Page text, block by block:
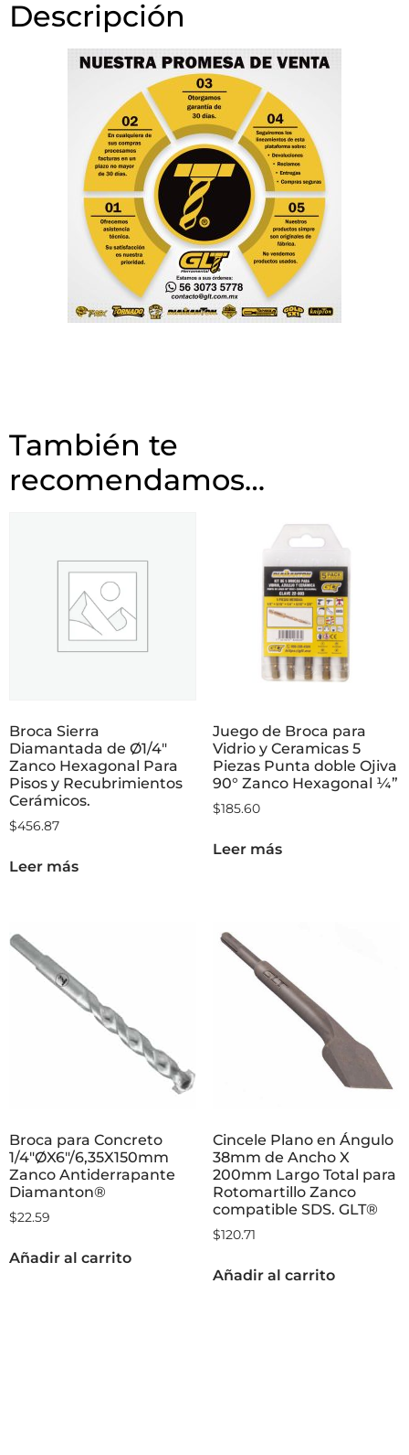
Descripción
También te
recomendamos…
Broca Sierra
Diamantada de Ø1/4″
Zanco Hexagonal Para
Pisos y Recubrimientos
Cerámicos.
$456.87
Leer más
Juego de Broca para
Vidrio y Ceramicas 5
Piezas Punta doble Ojiva
90° Zanco Hexagonal ¼”
$185.60
Leer más
Broca para Concreto
1/4″ØX6″/6,35X150mm
Zanco Antiderrapante
Diamanton®
$22.59
Añadir al carrito
Cincele Plano en Ángulo
38mm de Ancho X
200mm Largo Total para
Rotomartillo Zanco
compatible SDS. GLT®
$120.71
Añadir al carrito